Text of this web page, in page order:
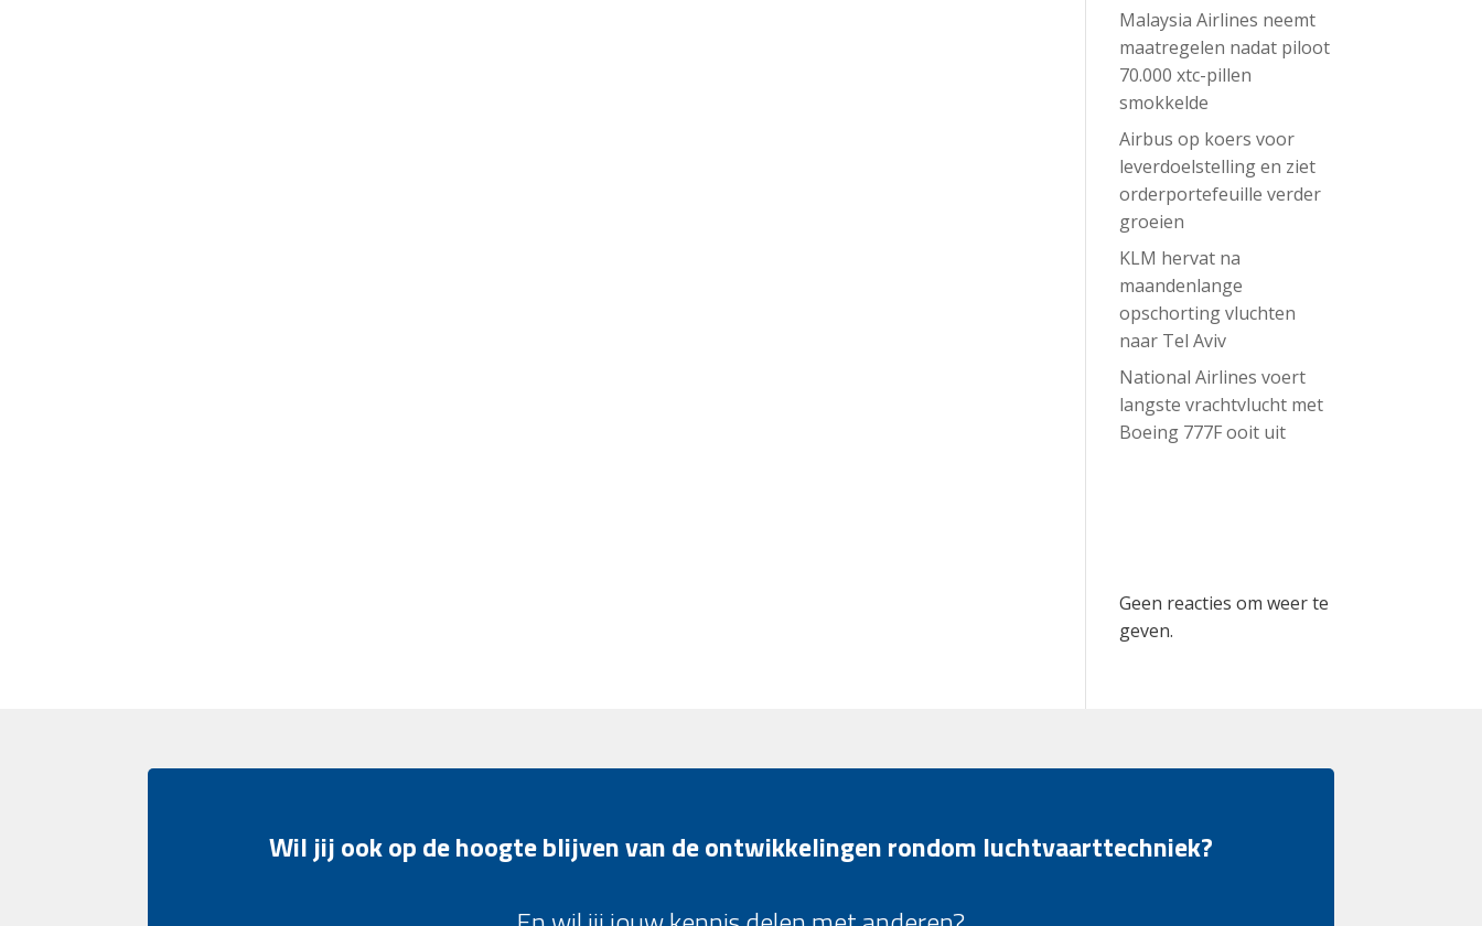
Malaysia Airlines neemt
maatregelen nadat piloot
70.000 xtc-pillen
smokkelde
Airbus op koers voor
leverdoelstelling en ziet
orderportefeuille verder
groeien
KLM hervat na
maandenlange
opschorting vluchten
naar Tel Aviv
National Airlines voert
langste vrachtvlucht met
Boeing 777F ooit uit
Geen reacties om weer te
geven.
Wil jij ook op de hoogte blijven van de ontwikkelingen rondom luchtvaarttechniek?